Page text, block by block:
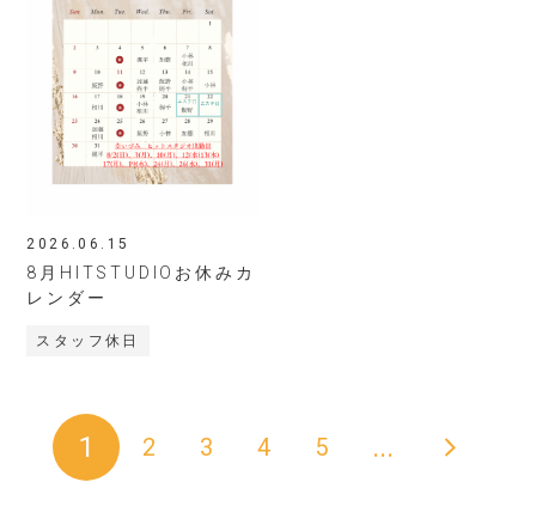
2026.06.15
8月HITSTUDIOお休みカ
レンダー
スタッフ休日
1 2 3 4 5 ...